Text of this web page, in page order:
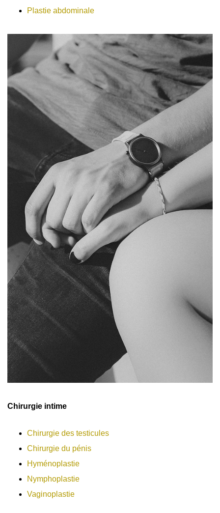
Plastie abdominale
Chirurgie intime
Chirurgie des testicules
Chirurgie du pénis
Hyménoplastie
Nymphoplastie
Vaginoplastie